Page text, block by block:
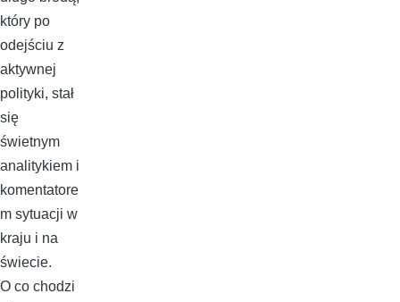
który po
odejściu z
aktywnej
polityki, stał
się
świetnym
analitykiem i
komentatore
m sytuacji w
kraju i na
świecie.
O co chodzi